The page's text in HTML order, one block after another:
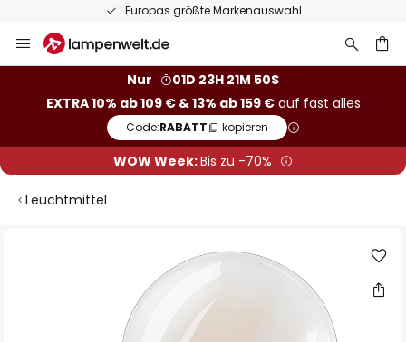
Europas größte Markenauswahl
Inhalt
Nur
01D 23H 21M 50S
EXTRA 10% ab 109 € & 13% ab 159 €auf fast alles
Code:RABATT kopieren
WOW Week:Bis zu -70%
Leuchtmittel